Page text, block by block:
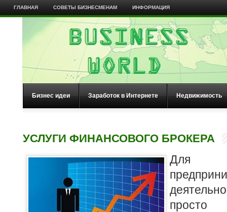
ГЛАВНАЯ СОВЕТЫ БИЗНЕСМЕНАМ ИНФОРМАЦИЯ
Бизнес идеи Заработок в Интернете Недвижимость
УСЛУГИ ФИНАНСОВОГО БРОКЕРА
Для
просто